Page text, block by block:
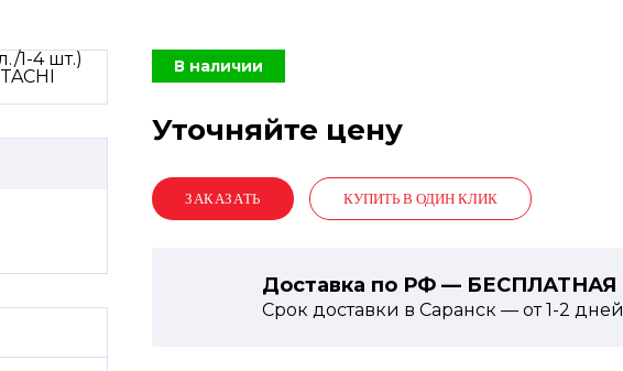
В наличии
Уточняйте цену
КУПИТЬ В ОДИН КЛИК
Доставка по РФ — БЕСПЛАТНАЯ
Срок доставки в Саранск — от1-2 дней